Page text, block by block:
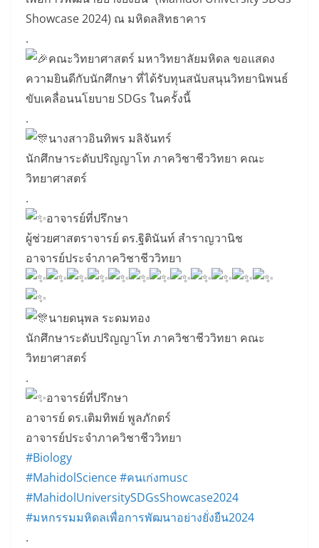
Showcase 2024) ณ มหิดลสิทธาคาร
.
คณะวิทยาศาสตร์ มหาวิทยาลัยมหิดล ขอแสดง
ความยินดีกับนักศึกษา ที่ได้รับทุนสนับสนุนวิทยานิพนธ์
ขับเคลื่อนนโยบาย SDGs ในครั้งนี้
.
นางสาวอินทิพร มลิจันทร์
นักศึกษาระดับปริญญาโท ภาควิชาชีววิทยา คณะ
วิทยาศาสตร์
.
อาจารย์ที่ปรึกษา
ผู้ช่วยศาสตราจารย์ ดร.ฐิตินันท์ สำราญวานิช
อาจารย์ประจำภาควิชาชีววิทยา
นายดนุพล ระดมทอง
นักศึกษาระดับปริญญาโท ภาควิชาชีววิทยา คณะ
วิทยาศาสตร์
.
อาจารย์ที่ปรึกษา
อาจารย์ ดร.เติมทิพย์ พูลภักตร์
อาจารย์ประจำภาควิชาชีววิทยา
#Biology
#MahidolScience#คนเก่งmusc
#MahidolUniversitySDGsShowcase2024
#มหกรรมมหิดลเพื่อการพัฒนาอย่างยั่งยืน2024
.